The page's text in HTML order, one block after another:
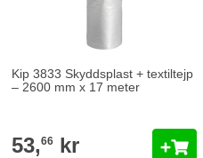
Kip 3833 Skyddsplast + textiltejp
– 2600 mm x 17 meter
53,66 kr